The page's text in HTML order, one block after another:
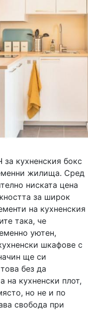
кухненския бокс
жилища. Сред
ниската цена
за широк
на кухненския
така, че
уютен,
шкафове с
ще си
без да
на кухненски плот,
но не и по
свобода при